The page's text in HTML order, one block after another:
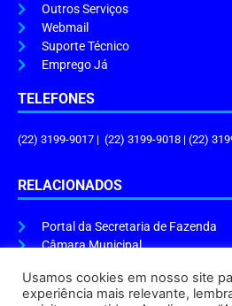
Outros Serviços
Webmail
Suporte Técnico
Emprego Já
TELEFONES
(22) 3199-9017 | (22) 3199-9018 | (22)
RELACIONADOS
Portal da Secretaria de Fazenda
Câmara Municipal
ENDEREÇO E HORÁRIO
Usamos cookies em nosso site
experiência mais relevante,